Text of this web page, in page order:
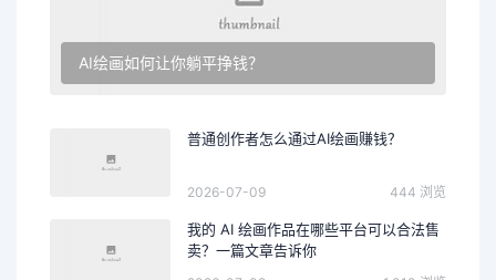
AI绘画如何让你躺平挣钱？
普通创作者怎么通过AI绘画赚钱？
2026-07-09 444 浏览
我的 AI 绘画作品在哪些平台可以合法售
卖？一篇文章告诉你